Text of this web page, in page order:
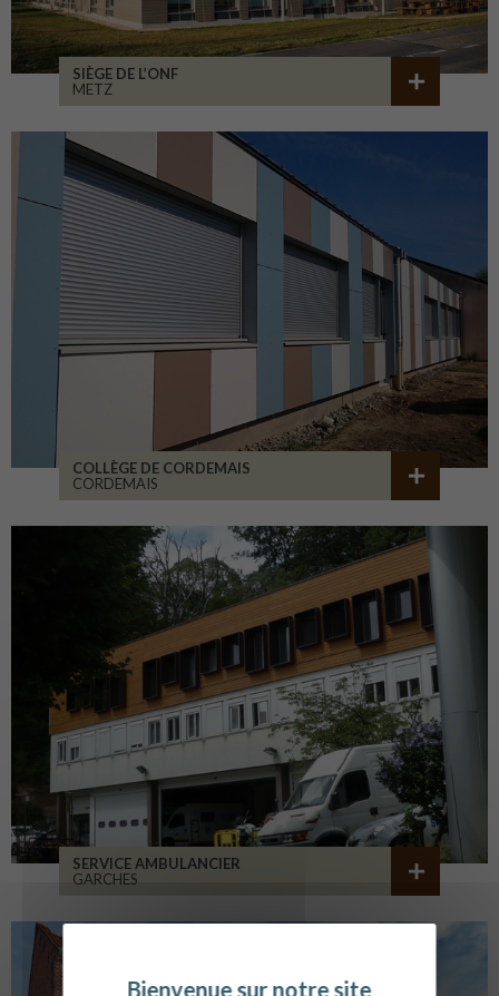
SIÈGE DE L’ONF
METZ
COLLÈGE DE CORDEMAIS
CORDEMAIS
SERVICE AMBULANCIER
GARCHES